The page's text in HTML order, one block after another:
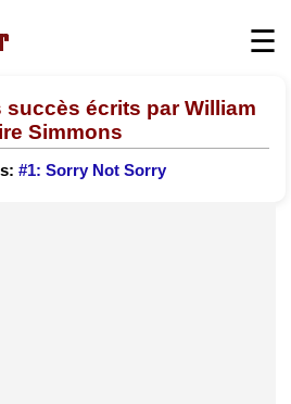
☰
écrits par William
Simmons
#1: Sorry Not Sorry